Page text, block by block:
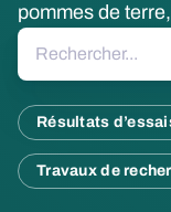
pommes de
Rechercher...
Résultats
Travaux de